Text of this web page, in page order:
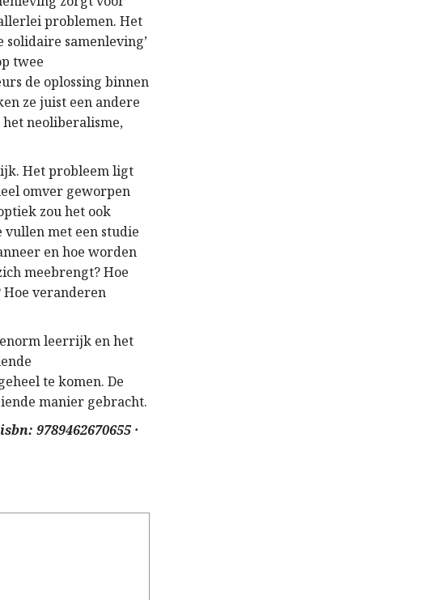
problemen. Het
samenleving’
twee
de oplossing binnen
ze juist een andere
neoliberalisme,
Het probleem ligt
omver geworpen
zou het ook
vullen met een studie
en hoe worden
meebrengt? Hoe
veranderen
leerrijk en het
te komen. De
manier gebracht.
9789462670655 ·